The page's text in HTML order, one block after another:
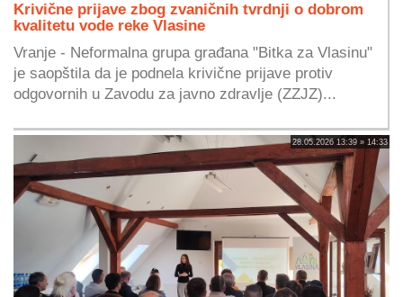
Krivične prijave zbog zvaničnih tvrdnji o dobrom
kvalitetu vode reke Vlasine
Vranje - Neformalna grupa građana "Bitka za Vlasinu"
je saopštila da je podnela krivične prijave protiv
odgovornih u Zavodu za javno zdravlje (ZZJZ)...
28.05.2026 13:39 » 14:33